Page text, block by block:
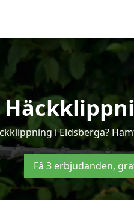
i Eldsberga?
Få 3 erbjudanden,